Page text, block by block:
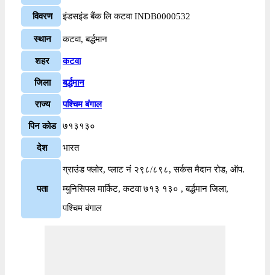
विवरण इंडसइंड बैंक लि कटवा INDB0000532
स्थान कटवा, बर्द्धमान
शहर कटवा
जिला बर्द्धमान
राज्य पश्चिम बंगाल
पिन कोड ७१३१३०
देश भारत
पता
ग्राउंड फ्लोर, प्लाट नं २९८/८९८, सर्कस मैदान रोड, ऑप.
म्युनिसिपल मार्किट, कटवा ७१३ १३० , बर्द्धमान जिला,
पश्चिम बंगाल